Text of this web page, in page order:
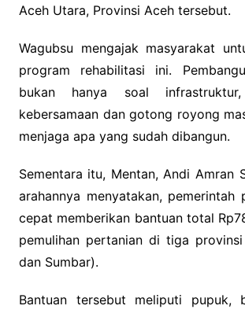
Aceh Utara, Provinsi Aceh tersebut.
Wagubsu mengajak masyarakat
program rehabilitasi ini.
bukan hanya soal
kebersamaan dan gotong royong
menjaga apa yang sudah dibangun.
Sementara itu, Mentan, Andi Amran
arahannya menyatakan, pemerintah
cepat memberikan bantuan total
pemulihan pertanian di tiga
dan Sumbar).
Bantuan tersebut meliputi pupuk,